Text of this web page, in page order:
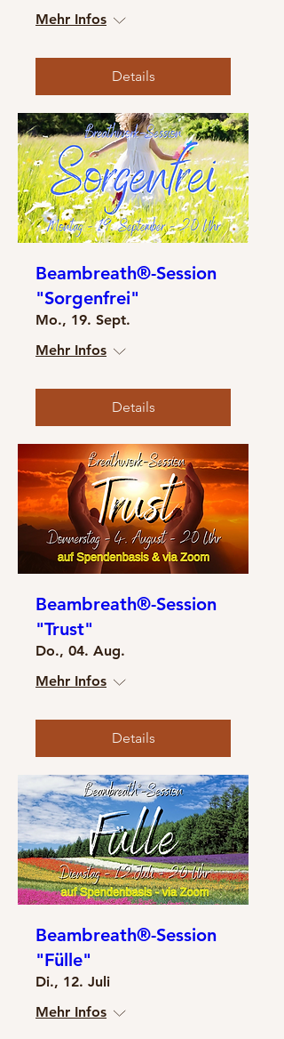
Mehr Infos
Details
Beambreath®-Session
"Sorgenfrei"
Mo., 19. Sept.
Mehr Infos
Details
Beambreath®-Session
"Trust"
Do., 04. Aug.
Mehr Infos
Details
Beambreath®-Session
"Fülle"
Di., 12. Juli
Mehr Infos